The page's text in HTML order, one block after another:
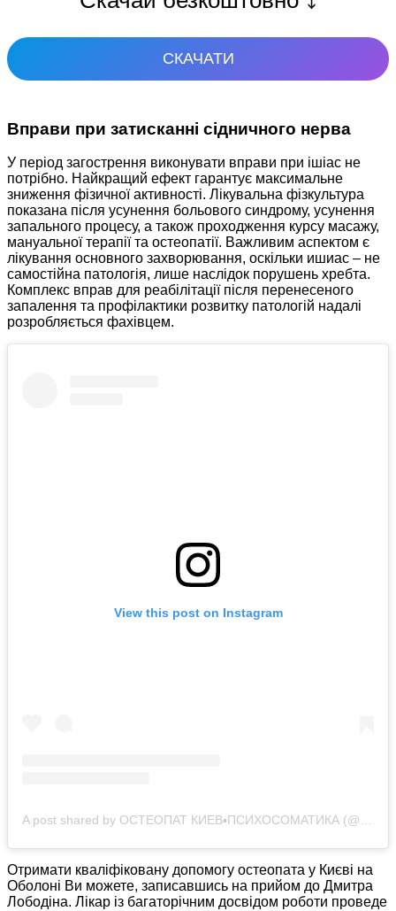
СКАЧАТИ
Вправи при затисканні сідничного нерва
У період загострення виконувати вправи при ішіас не
потрібно. Найкращий ефект гарантує максимальне
зниження фізичної активності. Лікувальна фізкультура
показана після усунення больового синдрому, усунення
запального процесу, а також проходження курсу масажу,
мануальної терапії та остеопатії. Важливим аспектом є
лікування основного захворювання, оскільки ишиас – не
самостійна патологія, лише наслідок порушень хребта.
Комплекс вправ для реабілітації після перенесеного
запалення та профілактики розвитку патологій надалі
розробляється фахівцем.
View this post on Instagram
Отримати кваліфіковану допомогу остеопата у Києві на
Оболоні Ви можете, записавшись на прийом до Дмитра
Лободіна. Лікар із багаторічним досвідом роботи проведе